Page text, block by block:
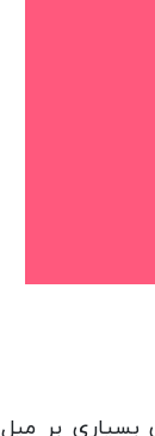
بسیاری بر میل